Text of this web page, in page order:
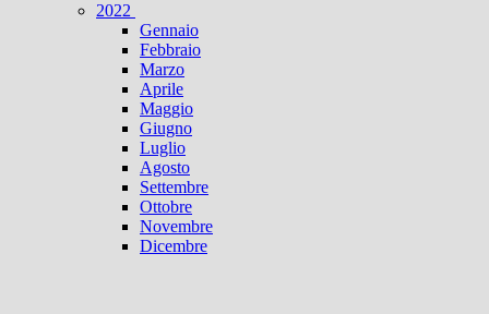
2022
Gennaio
Febbraio
Marzo
Aprile
Maggio
Giugno
Luglio
Agosto
Settembre
Ottobre
Novembre
Dicembre